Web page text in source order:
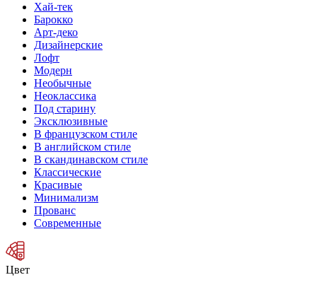
Хай-тек
Барокко
Арт-деко
Дизайнерские
Лофт
Модерн
Необычные
Неоклассика
Под старину
Эксклюзивные
В французском стиле
В английском стиле
В скандинавском стиле
Классические
Красивые
Минимализм
Прованс
Современные
Цвет